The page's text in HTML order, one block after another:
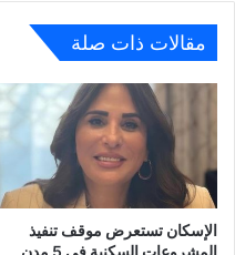
لعرض
استراتيجية
القطاع
مقالات ذات صلة
الإسكان تستعرض موقف تنفيذ
المشروعات السكنية في 5 مدن